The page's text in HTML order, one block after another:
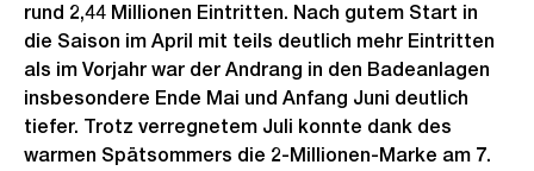
rund 2,44 Millionen Eintritten. Nach gutem Start in
die Saison im April mit teils deutlich mehr Eintritten
als im Vorjahr war der Andrang in den Badeanlagen
insbesondere Ende Mai und Anfang Juni deutlich
tiefer. Trotz verregnetem Juli konnte dank des
warmen Spätsommers die 2-Millionen-Marke am 7.